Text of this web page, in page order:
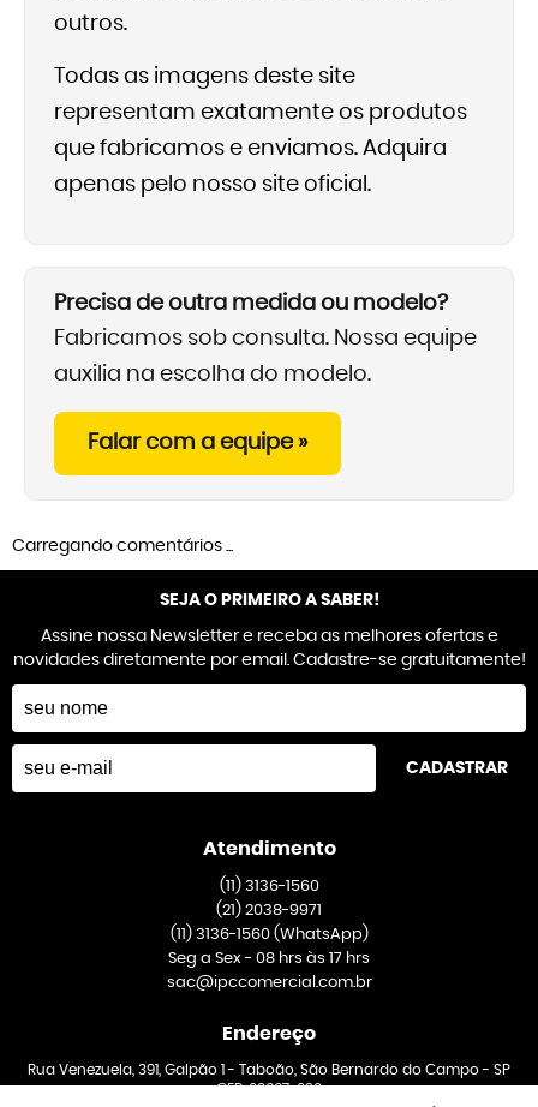
outros.
Todas as imagens deste site
representam exatamente os produtos
que fabricamos e enviamos. Adquira
apenas pelo nosso site oficial.
Precisa de outra medida ou modelo?
Fabricamos sob consulta. Nossa equipe
auxilia na escolha do modelo.
Falar com a equipe »
Carregando comentários ...
SEJA O PRIMEIRO A SABER!
Assine nossa Newsletter e receba as melhores ofertas e
novidades diretamente por email. Cadastre-se gratuitamente!
CADASTRAR
Atendimento
(11)3136-1560
(21) 2038-9971
(11)3136-1560 (WhatsApp)
Seg a Sex - 08 hrs às 17 hrs
sac@ipccomercial.com.br
Endereço
Rua Venezuela, 391, Galpão 1 - Taboão, São Bernardo do Campo- SP
CEP: 09667-020